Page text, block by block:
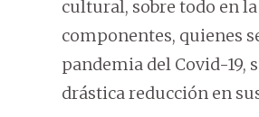
cultural, sobre todo en
componentes, quienes
pandemia del Covid-19,
drástica reducción en